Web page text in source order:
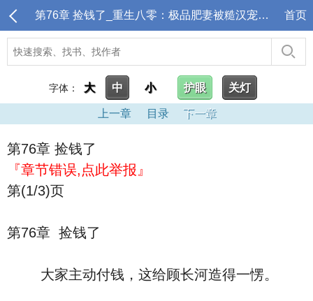
第76章 捡钱了_重生八零：极品肥妻被糙汉宠上天 首页
字体： 大 中 小 护眼 关灯
上一章 目录 下一章
第76章 捡钱了
『章节错误,点此举报』
第(1/3)页
第76章 捡钱了
大家主动付钱，这给顾长河造得一愣。